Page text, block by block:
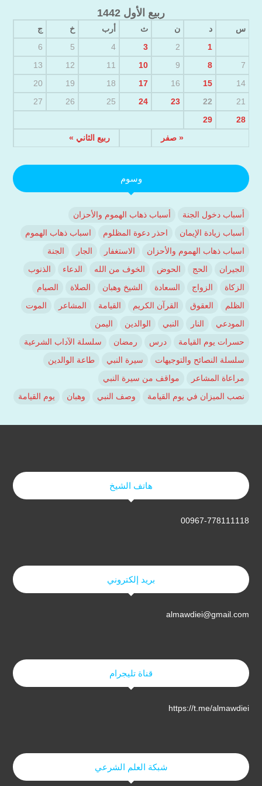
ربيع الأول 1442
س د ن ث أرب خ ج
« صفر ربيع الثاني »
1
2
3
4
5
6
7
8
9
10
11
12
13
14
15
16
17
18
19
20
21
22
23
24
25
26
27
28
29
وسوم
أسباب دخول الجنة
أسباب ذهاب الهموم والأحزان
أسباب زيادة الإيمان
احذر دعوة المظلوم
اسباب ذهاب الهموم
اسباب ذهاب الهموم والأحزان
الاستغفار الجار
الجنة
الجيران
الحج الحوض الخوف من الله الدعاء
الذنوب
الزكاة
الزواج السعادة الشيخ وهبان الصلاة
الصيام
الظلم
العقوق القرآن الكريم القيامة المشاعر
الموت
المودعي
النار النبي الوالدين
اليمن
حسرات يوم القيامة
درس رمضان
سلسلة الآداب الشرعية
سلسلة النصائح والتوجيهات
سيرة النبي
طاعة الوالدين
مراعاة المشاعر
مواقف من سيرة النبي
نصب الميزان في يوم القيامة
وصف النبي وهبان يوم القيامة
هاتف الشيخ
00967-778111118
بريد إلكتروني
almawdiei@gmail.com
قناة تليجرام
https://t.me/almawdiei
شبكة العلم الشرعي